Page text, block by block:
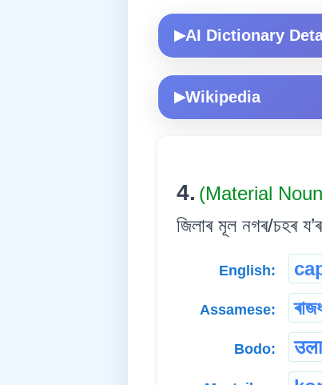
▶AI Dictionary
▶Wikipedia
4. (Material
জিলাৰ মূল নগৰ/চহৰ
English:
Assamese:
Bodo: